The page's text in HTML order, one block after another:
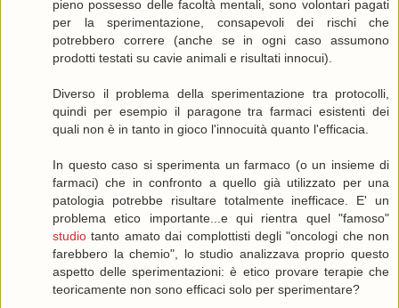
pieno possesso delle facoltà mentali, sono volontari pagati
per la sperimentazione, consapevoli dei rischi che
potrebbero correre (anche se in ogni caso assumono
prodotti testati su cavie animali e risultati innocui).
Diverso il problema della sperimentazione tra protocolli,
quindi per esempio il paragone tra farmaci esistenti dei
quali non è in tanto in gioco l'innocuità quanto l'efficacia.
In questo caso si sperimenta un farmaco (o un insieme di
farmaci) che in confronto a quello già utilizzato per una
patologia potrebbe risultare totalmente inefficace. E' un
problema etico importante...e qui rientra quel "famoso"
studio tanto amato dai complottisti degli "oncologi che non
farebbero la chemio", lo studio analizzava proprio questo
aspetto delle sperimentazioni: è etico provare terapie che
teoricamente non sono efficaci solo per sperimentare?